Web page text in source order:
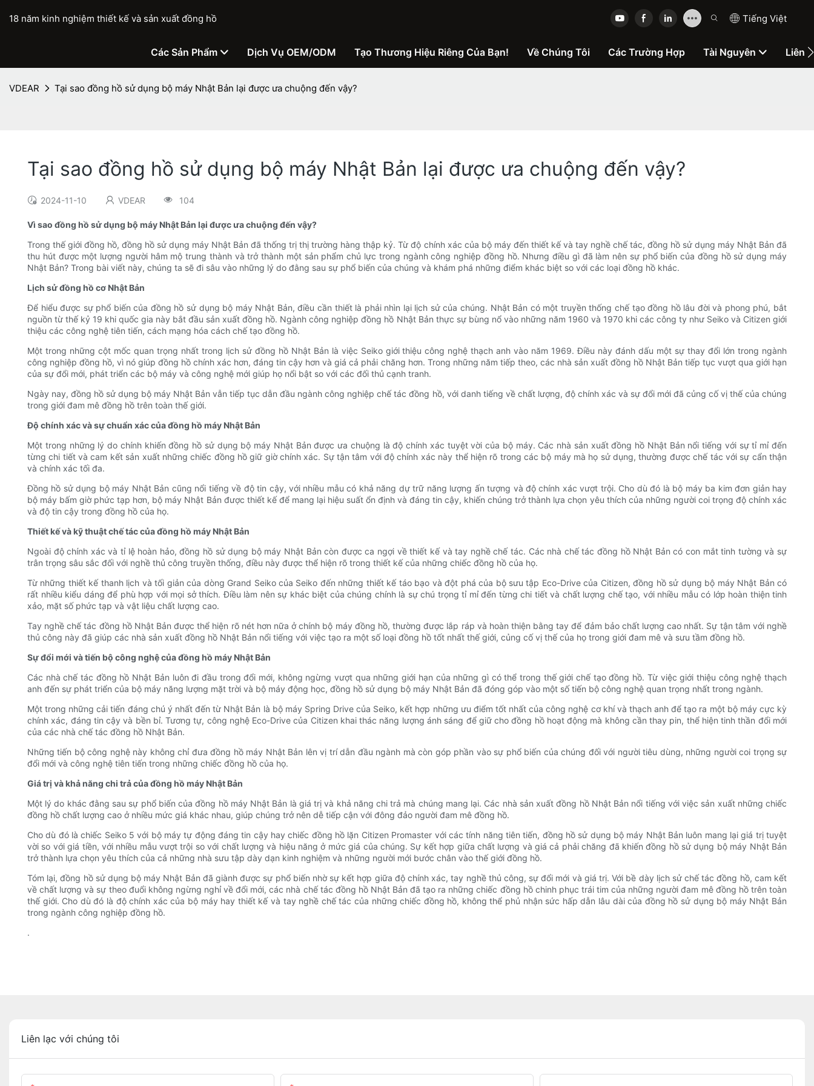
18 năm kinh nghiệm thiết kế và sản xuất đồng hồ Tiếng Việt
Các Sản Phẩm Dịch Vụ OEM/ODM Tạo Thương Hiệu Riêng Của Bạn! Về Chúng Tôi Các Trường Hợp Tài Nguyên Liên
VDEAR Tại sao đồng hồ sử dụng bộ máy Nhật Bản lại được ưa chuộng đến vậy?
Tại sao đồng hồ sử dụng bộ máy Nhật Bản lại được ưa chuộng đến vậy?
2024-11-10 VDEAR 104
Vì sao đồng hồ sử dụng bộ máy Nhật Bản lại được ưa chuộng đến vậy?
Trong thế giới đồng hồ, đồng hồ sử dụng máy Nhật Bản đã thống trị thị trường hàng thập kỷ. Từ độ chính xác của bộ máy đến thiết kế và tay nghề chế tác, đồng hồ sử dụng máy Nhật Bản đã
thu hút được một lượng người hâm mộ trung thành và trở thành một sản phẩm chủ lực trong ngành công nghiệp đồng hồ. Nhưng điều gì đã làm nên sự phổ biến của đồng hồ sử dụng máy
Nhật Bản? Trong bài viết này, chúng ta sẽ đi sâu vào những lý do đằng sau sự phổ biến của chúng và khám phá những điểm khác biệt so với các loại đồng hồ khác.
Lịch sử đồng hồ cơ Nhật Bản
Để hiểu được sự phổ biến của đồng hồ sử dụng bộ máy Nhật Bản, điều cần thiết là phải nhìn lại lịch sử của chúng. Nhật Bản có một truyền thống chế tạo đồng hồ lâu đời và phong phú, bắt
nguồn từ thế kỷ 19 khi quốc gia này bắt đầu sản xuất đồng hồ. Ngành công nghiệp đồng hồ Nhật Bản thực sự bùng nổ vào những năm 1960 và 1970 khi các công ty như Seiko và Citizen giới
thiệu các công nghệ tiên tiến, cách mạng hóa cách chế tạo đồng hồ.
Một trong những cột mốc quan trọng nhất trong lịch sử đồng hồ Nhật Bản là việc Seiko giới thiệu công nghệ thạch anh vào năm 1969. Điều này đánh dấu một sự thay đổi lớn trong ngành
công nghiệp đồng hồ, vì nó giúp đồng hồ chính xác hơn, đáng tin cậy hơn và giá cả phải chăng hơn. Trong những năm tiếp theo, các nhà sản xuất đồng hồ Nhật Bản tiếp tục vượt qua giới hạn
của sự đổi mới, phát triển các bộ máy và công nghệ mới giúp họ nổi bật so với các đối thủ cạnh tranh.
Ngày nay, đồng hồ sử dụng bộ máy Nhật Bản vẫn tiếp tục dẫn đầu ngành công nghiệp chế tác đồng hồ, với danh tiếng về chất lượng, độ chính xác và sự đổi mới đã củng cố vị thế của chúng
trong giới đam mê đồng hồ trên toàn thế giới.
Độ chính xác và sự chuẩn xác của đồng hồ máy Nhật Bản
Một trong những lý do chính khiến đồng hồ sử dụng bộ máy Nhật Bản được ưa chuộng là độ chính xác tuyệt vời của bộ máy. Các nhà sản xuất đồng hồ Nhật Bản nổi tiếng với sự tỉ mỉ đến
từng chi tiết và cam kết sản xuất những chiếc đồng hồ giữ giờ chính xác. Sự tận tâm với độ chính xác này thể hiện rõ trong các bộ máy mà họ sử dụng, thường được chế tác với sự cẩn thận
và chính xác tối đa.
Đồng hồ sử dụng bộ máy Nhật Bản cũng nổi tiếng về độ tin cậy, với nhiều mẫu có khả năng dự trữ năng lượng ấn tượng và độ chính xác vượt trội. Cho dù đó là bộ máy ba kim đơn giản hay
bộ máy bấm giờ phức tạp hơn, bộ máy Nhật Bản được thiết kế để mang lại hiệu suất ổn định và đáng tin cậy, khiến chúng trở thành lựa chọn yêu thích của những người coi trọng độ chính xác
và độ tin cậy trong đồng hồ của họ.
Thiết kế và kỹ thuật chế tác của đồng hồ máy Nhật Bản
Ngoài độ chính xác và tỉ lệ hoàn hảo, đồng hồ sử dụng bộ máy Nhật Bản còn được ca ngợi về thiết kế và tay nghề chế tác. Các nhà chế tác đồng hồ Nhật Bản có con mắt tinh tường và sự
trân trọng sâu sắc đối với nghề thủ công truyền thống, điều này được thể hiện rõ trong thiết kế của những chiếc đồng hồ của họ.
Từ những thiết kế thanh lịch và tối giản của dòng Grand Seiko của Seiko đến những thiết kế táo bạo và đột phá của bộ sưu tập Eco-Drive của Citizen, đồng hồ sử dụng bộ máy Nhật Bản có
rất nhiều kiểu dáng để phù hợp với mọi sở thích. Điều làm nên sự khác biệt của chúng chính là sự chú trọng tỉ mỉ đến từng chi tiết và chất lượng chế tạo, với nhiều mẫu có lớp hoàn thiện tinh
xảo, mặt số phức tạp và vật liệu chất lượng cao.
Tay nghề chế tác đồng hồ Nhật Bản được thể hiện rõ nét hơn nữa ở chính bộ máy đồng hồ, thường được lắp ráp và hoàn thiện bằng tay để đảm bảo chất lượng cao nhất. Sự tận tâm với nghề
thủ công này đã giúp các nhà sản xuất đồng hồ Nhật Bản nổi tiếng với việc tạo ra một số loại đồng hồ tốt nhất thế giới, củng cố vị thế của họ trong giới đam mê và sưu tầm đồng hồ.
Sự đổi mới và tiến bộ công nghệ của đồng hồ máy Nhật Bản
Các nhà chế tác đồng hồ Nhật Bản luôn đi đầu trong đổi mới, không ngừng vượt qua những giới hạn của những gì có thể trong thế giới chế tạo đồng hồ. Từ việc giới thiệu công nghệ thạch
anh đến sự phát triển của bộ máy năng lượng mặt trời và bộ máy động học, đồng hồ sử dụng bộ máy Nhật Bản đã đóng góp vào một số tiến bộ công nghệ quan trọng nhất trong ngành.
Một trong những cải tiến đáng chú ý nhất đến từ Nhật Bản là bộ máy Spring Drive của Seiko, kết hợp những ưu điểm tốt nhất của công nghệ cơ khí và thạch anh để tạo ra một bộ máy cực kỳ
chính xác, đáng tin cậy và bền bỉ. Tương tự, công nghệ Eco-Drive của Citizen khai thác năng lượng ánh sáng để giữ cho đồng hồ hoạt động mà không cần thay pin, thể hiện tinh thần đổi mới
của các nhà chế tác đồng hồ Nhật Bản.
Những tiến bộ công nghệ này không chỉ đưa đồng hồ máy Nhật Bản lên vị trí dẫn đầu ngành mà còn góp phần vào sự phổ biến của chúng đối với người tiêu dùng, những người coi trọng sự
đổi mới và công nghệ tiên tiến trong những chiếc đồng hồ của họ.
Giá trị và khả năng chi trả của đồng hồ máy Nhật Bản
Một lý do khác đằng sau sự phổ biến của đồng hồ máy Nhật Bản là giá trị và khả năng chi trả mà chúng mang lại. Các nhà sản xuất đồng hồ Nhật Bản nổi tiếng với việc sản xuất những chiếc
đồng hồ chất lượng cao ở nhiều mức giá khác nhau, giúp chúng trở nên dễ tiếp cận với đông đảo người đam mê đồng hồ.
Cho dù đó là chiếc Seiko 5 với bộ máy tự động đáng tin cậy hay chiếc đồng hồ lặn Citizen Promaster với các tính năng tiên tiến, đồng hồ sử dụng bộ máy Nhật Bản luôn mang lại giá trị tuyệt
vời so với giá tiền, với nhiều mẫu vượt trội so với chất lượng và hiệu năng ở mức giá của chúng. Sự kết hợp giữa chất lượng và giá cả phải chăng đã khiến đồng hồ sử dụng bộ máy Nhật Bản
trở thành lựa chọn yêu thích của cả những nhà sưu tập dày dạn kinh nghiệm và những người mới bước chân vào thế giới đồng hồ.
Tóm lại, đồng hồ sử dụng bộ máy Nhật Bản đã giành được sự phổ biến nhờ sự kết hợp giữa độ chính xác, tay nghề thủ công, sự đổi mới và giá trị. Với bề dày lịch sử chế tác đồng hồ, cam kết
về chất lượng và sự theo đuổi không ngừng nghỉ về đổi mới, các nhà chế tác đồng hồ Nhật Bản đã tạo ra những chiếc đồng hồ chinh phục trái tim của những người đam mê đồng hồ trên toàn
thế giới. Cho dù đó là độ chính xác của bộ máy hay thiết kế và tay nghề chế tác của những chiếc đồng hồ, không thể phủ nhận sức hấp dẫn lâu dài của đồng hồ sử dụng bộ máy Nhật Bản
trong ngành công nghiệp đồng hồ.
.
Liên lạc với chúng tôi